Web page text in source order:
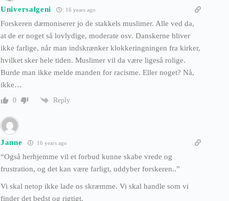
Universalgeni 16 years ago
Forskeren dæmoniserer jo de stakkels muslimer. Alle ved da,
at de er noget så lovlydige, moderate osv. Danskerne bliver
ikke farlige, når man indskrænker klokkeringningen fra kirker,
hvilket sker hele tiden. Muslimer vil da være ligeså rolige.
Burde man ikke melde manden for racisme. Eller noget? Nå,
ikke…
0 Reply
Janne 16 years ago
“Også herhjemme vil et forbud kunne skabe vrede og
frustration, og det kan være farligt, uddyber forskeren..”
Vi skal netop ikke lade os skræmme. Vi skal handle som vi
finder det bedst og rigtigt.